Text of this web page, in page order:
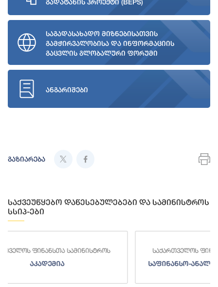
გადატანის პროექტი (BEPS)
საგადასახადო მიზნებისათვის
გამჭირვალობისა და ინფორმაციის
გაცვლის გლობალური ფორუმი
ანგარიშები
გაზიარება
საქვეუწყებო დაწესებულებები და სამინისტროს
სსიპ-ები
საქართველოს ფინანსთა სამინისტროს
საფინანსო-ანალიტიკური სამსახური